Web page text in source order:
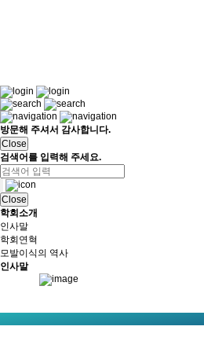
방문해 주셔서 감사합니다.
Close
검색어를 입력해 주세요.
Close
학회소개
인사말
학회연혁
모발이식의 역사
인사말